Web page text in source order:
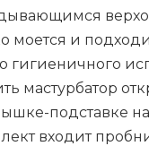
моется и
гигиеничного
мастурбатор
подставке
входит